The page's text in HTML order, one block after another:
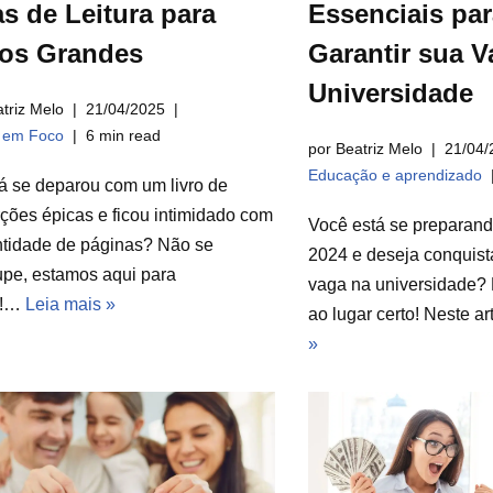
de Leitura para
Grandes
Melo
21/04/2025
Foco
6 min read
se deparou com um livro de
épicas e ficou intimidado com
de páginas? Não se
estamos aqui para
Leia mais »
Essenciais
Garantir sua
Universidade
por Beatriz Melo
21/04/
Educação e aprendizado
Você está se
2024 e deseja
vaga na universidade?
ao lugar certo! Neste
»